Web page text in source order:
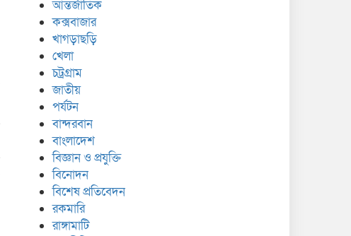
আন্তর্জাতিক
কক্সবাজার
খাগড়াছড়ি
খেলা
চট্রগ্রাম
জাতীয়
পর্যটন
বান্দরবান
বাংলাদেশ
বিজ্ঞান ও প্রযুক্তি
বিনোদন
বিশেষ প্রতিবেদন
রকমারি
রাঙ্গামাটি